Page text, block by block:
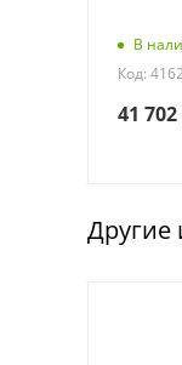
В
Код:
41 702
Другие